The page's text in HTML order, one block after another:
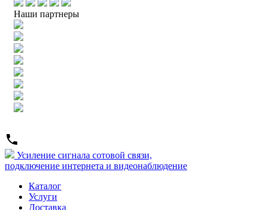
Наши партнеры
Усиление сигнала сотовой связи,
подключение интернета и видеонаблюдение
Каталог
Услуги
Доставка